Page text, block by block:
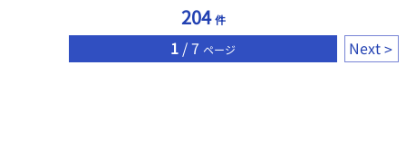
ンは主人の言葉をただ機械的に受け入れ、美しい模造品の微笑み
を返すだけ。 交わることのない感情。けれど決して離れることの
ない二人。 これは、空っぽの器と狂気の魔術師が織りなす、永遠
204 件
1 / 7 ページ Next